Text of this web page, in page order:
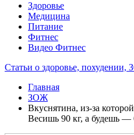
Здоровье
Медицина
Питание
Фитнес
Видео Фитнес
Статьи о здоровье, похудении,
Главная
ЗОЖ
Вкуснятина, из-за
Весишь 90 кг, а будешь —